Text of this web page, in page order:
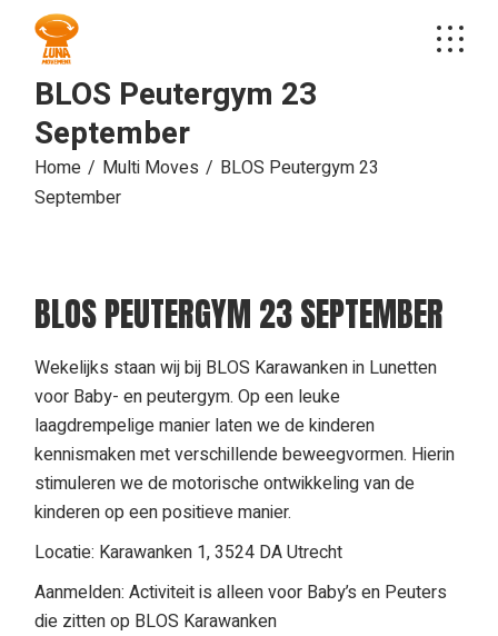
content
BLOS Peutergym 23
September
Home Multi Moves
BLOS Peutergym 23
September
BLOS PEUTERGYM 23 SEPTEMBER
Wekelijks staan wij bij BLOS Karawanken in Lunetten
voor Baby- en peutergym. Op een leuke
laagdrempelige manier laten we de kinderen
kennismaken met verschillende beweegvormen. Hierin
stimuleren we de motorische ontwikkeling van de
kinderen op een positieve manier.
Locatie: Karawanken 1, 3524 DA Utrecht
Aanmelden: Activiteit is alleen voor Baby’s en Peuters
die zitten op BLOS Karawanken